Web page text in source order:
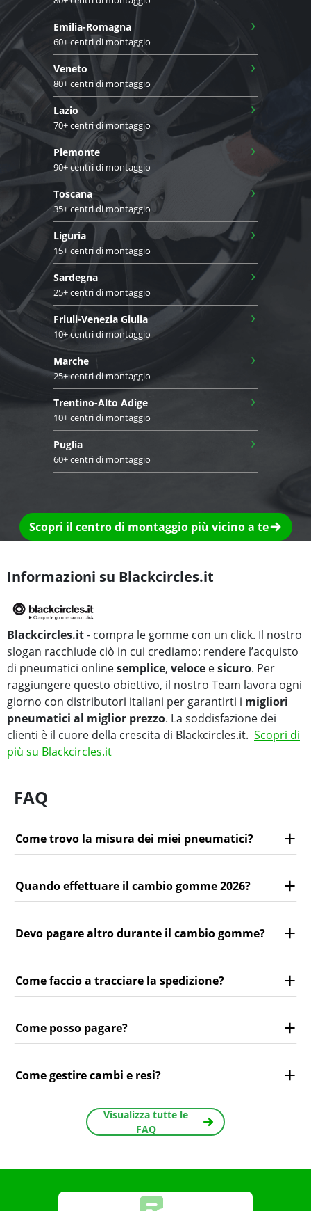
Emilia-Romagna
60+ centri di montaggio
›
Veneto
80+ centri di montaggio
›
Lazio
70+ centri di montaggio
›
Piemonte
90+ centri di montaggio
›
Toscana
35+ centri di montaggio
›
Liguria
15+ centri di montaggio
›
Sardegna
25+ centri di montaggio
›
Friuli-Venezia Giulia
10+ centri di montaggio
›
Marche
25+ centri di montaggio
›
Trentino-Alto Adige
10+ centri di montaggio
›
Puglia
60+ centri di montaggio
›
Scopri il centro di montaggio più vicino a te
Informazioni su Blackcircles.it
Blackcircles.it- compra le gomme con un click. Il nostro
slogan racchiude ciò in cui crediamo: rendere l’acquisto
di pneumatici onlinesemplice, veloce esicuro. Per
raggiungere questo obiettivo, il nostro Team lavora ogni
giorno con distributori italiani per garantirti i migliori
pneumatici al miglior prezzo. La soddisfazione dei
clienti è il cuore della crescita di Blackcircles.it. Scopri di
più su Blackcircles.it
FAQ
Come trovo la misura dei miei pneumatici?
Quando effettuare il cambio gomme 2026?
Devo pagare altro durante il cambio gomme?
Come faccio a tracciare la spedizione?
Come posso pagare?
Come gestire cambi e resi?
Visualizza tutte le
FAQ